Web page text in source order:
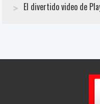
El divertido video de